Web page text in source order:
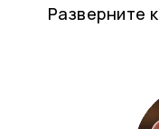
Разверните